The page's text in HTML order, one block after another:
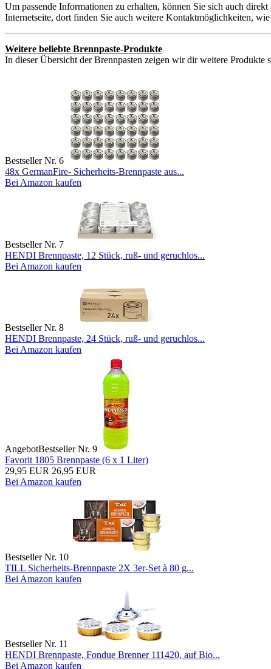
Um passende Informationen zu erhalten, können Sie sich auch
Internetseite, dort finden Sie auch weitere Kontaktmöglichkeiten,
Weitere beliebte Brennpaste-Produkte
In dieser Übersicht der Brennpasten zeigen wir dir weitere
Bestseller Nr. 6
48x GermanFire- Sicherheits-Brennpaste aus...
Bei Amazon kaufen
Bestseller Nr. 7
HENDI Brennpaste, 12 Stück, ruß- und geruchlos...
Bei Amazon kaufen
Bestseller Nr. 8
HENDI Brennpaste, 24 Stück, ruß- und geruchlos...
Bei Amazon kaufen
AngebotBestseller Nr. 9
Favorit 1805 Brennpaste (6 x 1 Liter)
29,95 EUR 26,95 EUR
Bei Amazon kaufen
Bestseller Nr. 10
TILL Sicherheits-Brennpaste 2X 3er-Set à 80 g...
Bei Amazon kaufen
Bestseller Nr. 11
HENDI Brennpaste, Fondue Brenner 111420, auf Bio...
Bei Amazon kaufen